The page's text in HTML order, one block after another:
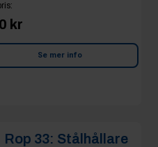
:
kr
Se mer info
Rop 33: Stålhållare